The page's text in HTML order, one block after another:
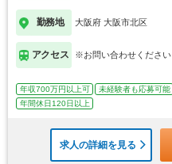
勤務地 大阪府 大阪市北区
アクセス ※お問い合わせください
年収700万円以上可 未経験者も応募可能
年間休日120日以上
求人の詳細を見る